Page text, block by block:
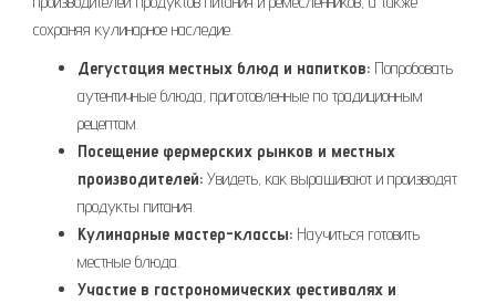
сохраняя кулинарное наследие.
Дегустация местных блюд и напитков: Попробовать
аутентичные блюда, приготовленные по традиционным
рецептам.
Посещение фермерских рынков и местных
производителей: Увидеть, как выращивают и производят
продукты питания.
Кулинарные мастер-классы: Научиться готовить
местные блюда.
Участие в гастрономических фестивалях и